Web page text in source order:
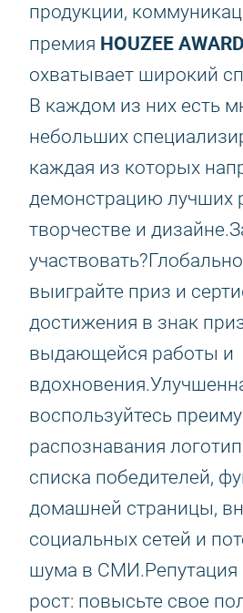
продукции,
премия HOUZEE
охватывает широкий
В каждом из них есть
небольших
каждая из которых
демонстрацию лучших
творчестве и
выиграйте приз и
достижения в знак
выдающейся работы и
воспользуйтесь
распознавания
списка победителей,
домашней страницы,
социальных сетей и
шума в СМИ.Репутация
рост: повысьте свое